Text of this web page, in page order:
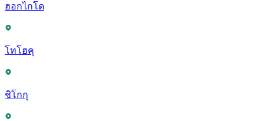
ฮอกไกโด
โทโฮคุ
ชิโกกุ